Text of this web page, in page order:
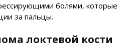
болями, которые
за пальцы.
локтевой кости